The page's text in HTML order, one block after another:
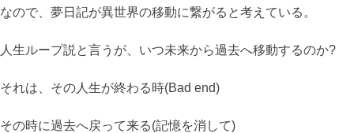
なので、夢日記が異世界の移動に繋がると考えている。
人生ループ説と言うが、いつ未来から過去へ移動するのか?
それは、その人生が終わる時(Bad end)
その時に過去へ戻って来る(記憶を消して)